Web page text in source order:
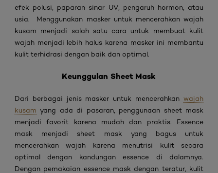
efek polusi, paparan sinar UV, pengaruh hormon, atau
usia. Menggunakan masker untuk mencerahkan wajah
kusam menjadi salah satu cara untuk membuat kulit
wajah menjadi lebih halus karena masker ini membantu
kulit terhidrasi dengan baik dan optimal.
Keunggulan Sheet Mask
Dari berbagai jenis masker untuk mencerahkan wajah
kusam yang ada di pasaran, penggunaan sheet mask
menjadi favorit karena mudah dan praktis. Essence
mask menjadi sheet mask yang bagus untuk
mencerahkan wajah karena menutrisi kulit secara
optimal dengan kandungan essence di dalamnya.
Dengan pemakaian essence mask dengan teratur, kulit